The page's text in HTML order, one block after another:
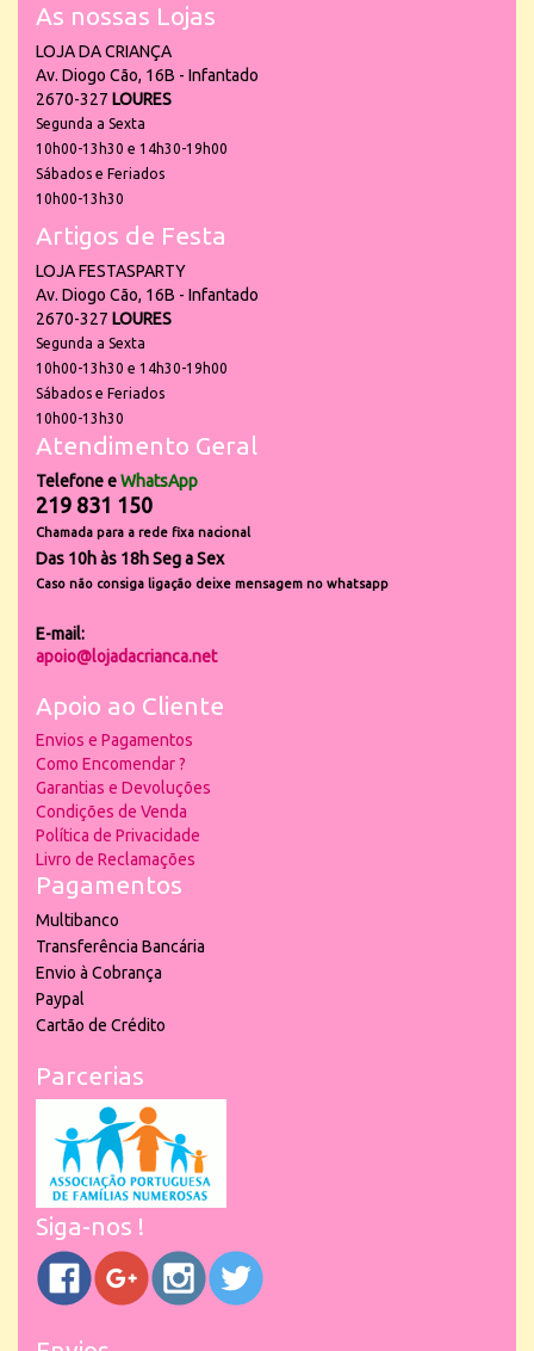
As nossas Lojas
LOJA DA CRIANÇA
Av. Diogo Cão, 16B - Infantado
2670-327 LOURES
Segunda a Sexta
10h00-13h30 e 14h30-19h00
Sábados e Feriados
10h00-13h30
Artigos de Festa
LOJA FESTASPARTY
Av. Diogo Cão, 16B - Infantado
2670-327 LOURES
Segunda a Sexta
10h00-13h30 e 14h30-19h00
Sábados e Feriados
10h00-13h30
Atendimento Geral
Telefone eWhatsApp
219 831 150
Chamada para a rede fixa nacional
Das 10h às 18h Seg a Sex
Caso não consiga ligação deixe mensagem no whatsapp
E-mail:
apoio@lojadacrianca.net
Apoio ao Cliente
Envios e Pagamentos
Como Encomendar ?
Garantias e Devoluções
Condições de Venda
Política de Privacidade
Livro de Reclamações
Pagamentos
Multibanco
Transferência Bancária
Envio à Cobrança
Paypal
Cartão de Crédito
Parcerias
Siga-nos !